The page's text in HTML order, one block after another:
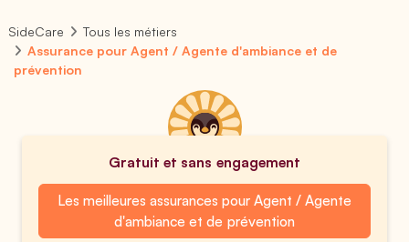
SideCare
Tous les métiers
Assurance pour Agent / Agente d'ambiance et de
prévention
Gratuit et sans engagement
Les meilleures assurances pour Agent / Agente
d'ambiance et de prévention